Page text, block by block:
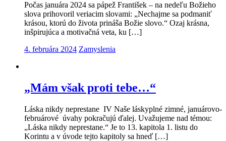
Počas januára 2024 sa pápež František – na nedeľu Božieho
slova prihovoril veriacim slovami: „Nechajme sa podmaniť
krásou, ktorú do života prináša Božie slovo.“ Ozaj krásna,
inšpirujúca a motivačná veta, ku […]
4. februára 2024 Zamyslenia
„Mám však proti tebe…“
Láska nikdy neprestane IV Naše láskyplné zimné, januárovo-
februárové úvahy pokračujú ďalej. Uvažujeme nad témou:
„Láska nikdy neprestane.“ Je to 13. kapitola 1. listu do
Korintu a v úvode tejto kapitoly sa hneď […]